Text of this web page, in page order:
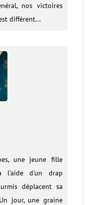
nos victoires
différent...
une jeune fille
l'aide d'un drap
déplacent sa
jour, une graine